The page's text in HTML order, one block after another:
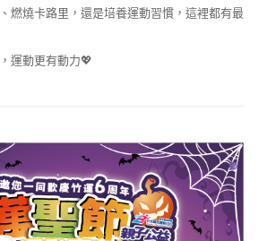
燃燒卡路里，還是培養運動習慣，這裡都有最
運動更有動力💖